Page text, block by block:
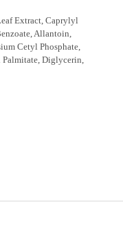
Extract, Caprylyl
Allantoin,
Cetyl Phosphate,
Diglycerin,